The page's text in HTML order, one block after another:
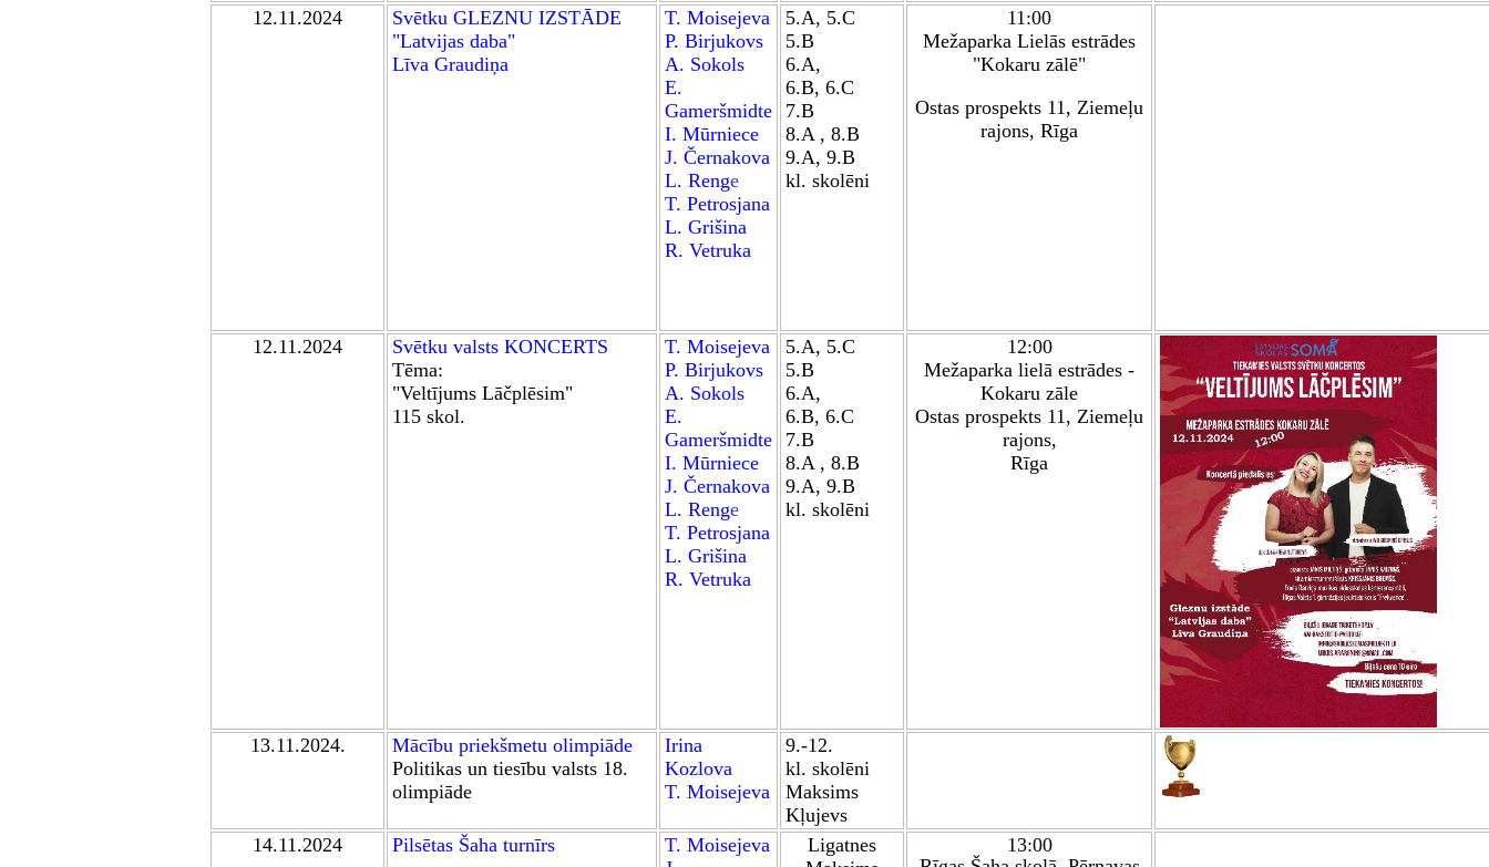
12.11.2024 Svētku GLEZNU IZSTĀDE
"Latvijas daba"
Līva Graudiņa
T. Moisejeva
P. Birjukovs
A. Sokols
E.
Gameršmidte
I. Mūrniece
J. Černakova
L. Renge
T. Petrosjana
L. Grišina
R. Vetruka
5.A, 5.C
5.B
6.A,
6.B, 6.C
7.B
8.A , 8.B
9.A, 9.B
kl. skolēni
11:00
Mežaparka Lielās estrādes
"Kokaru zālē"
Ostas prospekts 11, Ziemeļu
rajons, Rīga
12.11.2024
Svētku valsts KONCERTS
Tēma:
"Veltījums Lāčplēsim"
115 skol.
T. Moisejeva
P. Birjukovs
A. Sokols
E.
Gameršmidte
I. Mūrniece
J. Černakova
L. Renge
T. Petrosjana
L. Grišina
R. Vetruka
5.A, 5.C
5.B
6.A,
6.B, 6.C
7.B
8.A , 8.B
9.A, 9.B
kl. skolēni
12:00
Mežaparka lielā estrādes -
Kokaru zāle
Ostas prospekts 11, Ziemeļu
rajons,
Rīga
13.11.2024. Mācību priekšmetu olimpiāde
Politikas un tiesību valsts 18.
olimpiāde
Irina
Kozlova
T. Moisejeva
9.-12.
kl. skolēni
Maksims
Kļujevs
14.11.2024 Pilsētas Šaha turnīrs
T. Moisejeva
Ligatnes
13:00